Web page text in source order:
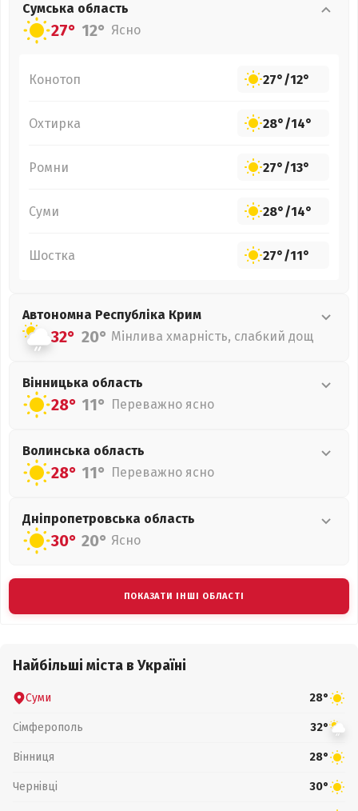
Сумська область
27° 12° Ясно
Конотоп 27°/12°
Охтирка 28°/14°
Ромни 27°/13°
Суми 28°/14°
Шостка 27°/11°
Автономна Республіка Крим
32° 20° Мінлива хмарність, слабкий дощ
Вінницька область
28° 11° Переважно ясно
Волинська область
28° 11° Переважно ясно
Дніпропетровська область
30° 20° Ясно
ПОКАЗАТИ ІНШІ ОБЛАСТІ
Найбільші міста в Україні
Суми 28°
Сімферополь 32°
Вінниця 28°
Чернівці 30°